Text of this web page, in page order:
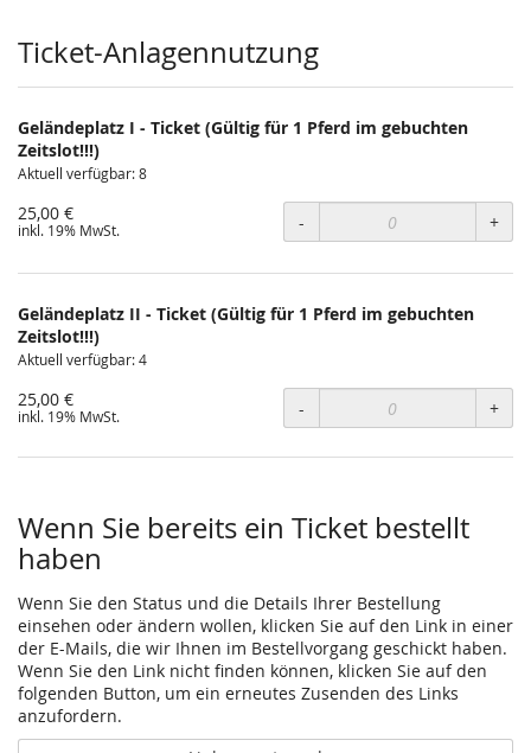
Ticket-Anlagennutzung
Geländeplatz I - Ticket (Gültig für 1 Pferd im gebuchten
Zeitslot!!!)
Aktuell verfügbar: 8
25,00 €
inkl. 19% MwSt. - +
Geländeplatz II - Ticket (Gültig für 1 Pferd im gebuchten
Zeitslot!!!)
Aktuell verfügbar: 4
25,00 €
inkl. 19% MwSt. - +
Wenn Sie bereits ein Ticket bestellt
haben
Wenn Sie den Status und die Details Ihrer Bestellung
einsehen oder ändern wollen, klicken Sie auf den Link in einer
der E-Mails, die wir Ihnen im Bestellvorgang geschickt haben.
Wenn Sie den Link nicht finden können, klicken Sie auf den
folgenden Button, um ein erneutes Zusenden des Links
anzufordern.